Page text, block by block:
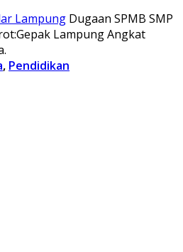
Lampung Dugaan SPMB SMP
Lampung Angkat
, Pendidikan